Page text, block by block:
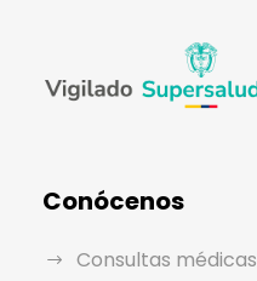
Conócenos
Consultas médicas